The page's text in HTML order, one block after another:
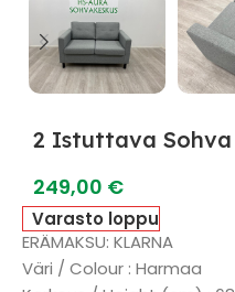
2 Istuttava Sohva
249,00 €
Varasto loppu
ERÄMAKSU: KLARNA
Väri / Colour : Harmaa